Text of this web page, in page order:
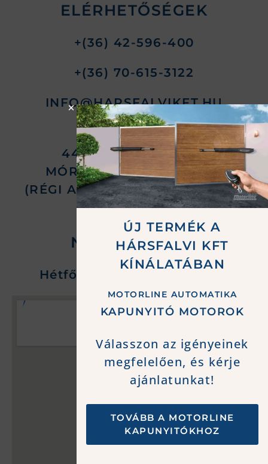
ELÉRHETŐSÉGEK
+(36) 42-596-400
+(36) 70-615-3122
INFO@HARSFALVIKFT.HU
4400 NYÍREGYHÁZA,
MÓRICZ ZSIGMOND U. 24
(RÉGI ALMATÁROLÓ TERÜLETE)
NYITVATARTÁS
Hétfő-Péntek: 08:30 - 16:30
ÚJ TERMÉK A
HÁRSFALVI KFT
KÍNÁLATÁBAN
MOTORLINE AUTOMATIKA
KAPUNYITÓ MOTOROK
Válasszon az igényeinek
megfelelően, és kérje
ajánlatunkat!
TOVÁBB A MOTORLINE
KAPUNYITÓKHOZ